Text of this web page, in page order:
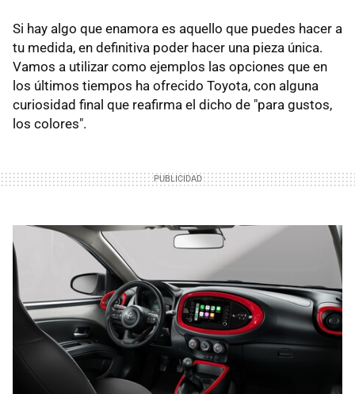
Si hay algo que enamora es aquello que puedes hacer a
tu medida, en definitiva poder hacer una pieza única.
Vamos a utilizar como ejemplos las opciones que en
los últimos tiempos ha ofrecido Toyota, con alguna
curiosidad final que reafirma el dicho de "para gustos,
los colores".